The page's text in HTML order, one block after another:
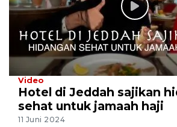
Video
Hotel di Jeddah sajikan
sehat untuk jamaah haji
11 Juni 2024